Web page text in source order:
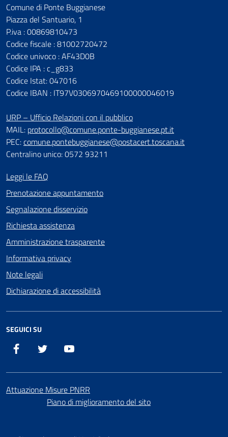
Comune di Ponte Buggianese
Piazza del Santuario, 1
P.iva : 00869810473
Codice fiscale : 81002720472
Codice univoco : AF43D0B
Codice IPA : c_g833
Codice Istat: 047016
Codice IBAN : IT97V0306970469100000046019
URP – Ufficio Relazioni con il pubblico
MAIL: protocollo@comune.ponte-buggianese.pt.it
PEC:comune.pontebuggianese@postacert.toscana.it
Centralino unico: 0572 93211
Leggi le FAQ
Prenotazione appuntamento
Segnalazione disservizio
Richiesta assistenza
Amministrazione trasparente
Informativa privacy
Note legali
Dichiarazione di accessibilità
SEGUICI SU
Facebook
Attuazione Misure PNRR
Piano di miglioramento del sito